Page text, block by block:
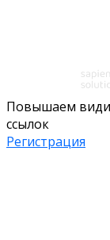
Повышаем
ссылок
Регистрация